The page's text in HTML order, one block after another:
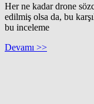
Her ne kadar drone
edilmiş olsa da, bu
bu inceleme
Devamı >>